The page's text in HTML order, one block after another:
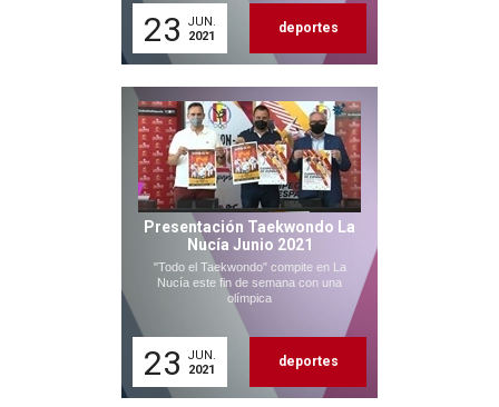
23
JUN.
2021
deportes
Presentación Taekwondo La
Nucía Junio 2021
"Todo el Taekwondo" compite en La
Nucía este fin de semana con una
olímpica
23
JUN.
2021
deportes